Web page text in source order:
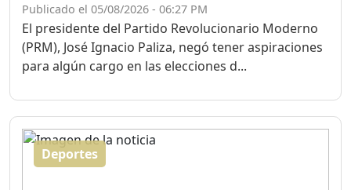
Publicado el 05/08/2026 - 06:27 PM
El presidente del Partido Revolucionario Moderno
(PRM), José Ignacio Paliza, negó tener aspiraciones
para algún cargo en las elecciones d...
Deportes